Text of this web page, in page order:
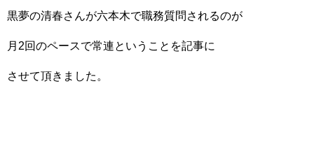
黒夢の清春さんが六本木で職務質問されるのが
月2回のペースで常連ということを記事に
させて頂きました。